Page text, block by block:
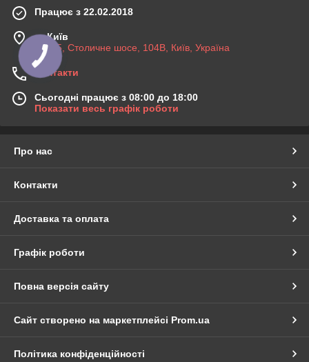
Працює з 22.02.2018
м. Київ
03045, Столичне шосе, 104B, Київ, Україна
Контакти
Сьогодні працює з 08:00 до 18:00
Показати весь графік роботи
Про нас
Контакти
Доставка та оплата
Графік роботи
Повна версія сайту
Сайт створено на маркетплейсі Prom.ua
Політика конфіденційності